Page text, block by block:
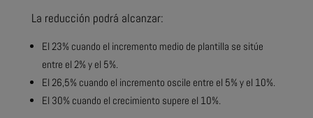
La reducción podrá alcanzar:
El 23% cuando el incremento medio de plantilla se sitúe
entre el 2% y el 5%.
El 26,5% cuando el incremento oscile entre el 5% y el 10%.
El 30% cuando el crecimiento supere el 10%.